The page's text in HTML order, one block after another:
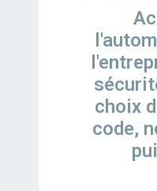
choix
code,